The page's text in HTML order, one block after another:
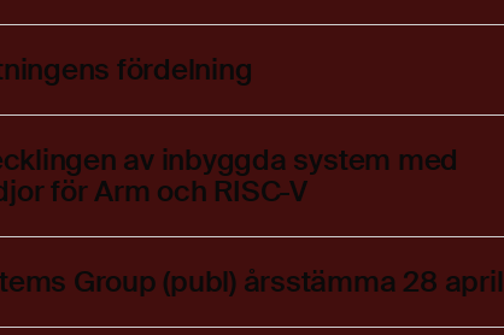
fördelning
av inbyggda system med
för Arm och RISC-V
Group (publ) årsstämma 28